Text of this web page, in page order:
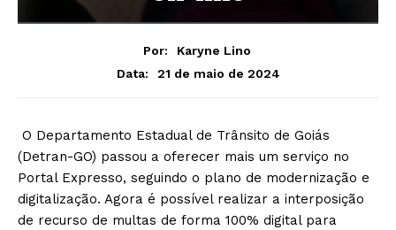
Por:
Karyne Lino
Data:
21 de maio de 2024
O Departamento Estadual de Trânsito de Goiás
(Detran-GO) passou a oferecer mais um serviço no
Portal Expresso, seguindo o plano de modernização e
digitalização. Agora é possível realizar a interposição
de recurso de multas de forma 100% digital para